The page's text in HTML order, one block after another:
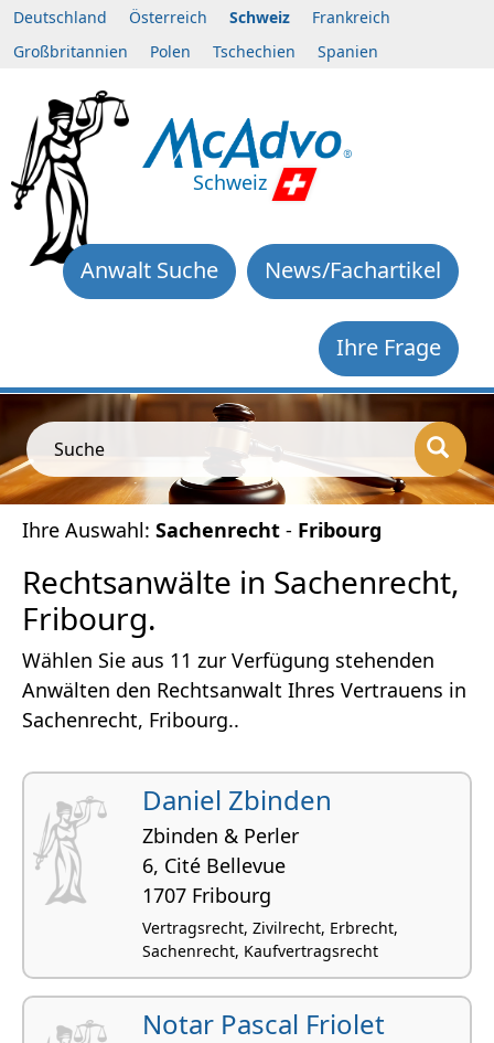
Deutschland Österreich Schweiz
Frankreich
Großbritannien
Polen Tschechien Spanien
Schweiz
News/Fachartikel
Anwalt Suche
Ihre Frage
Suche
Ihre Auswahl: Sachenrecht - Fribourg
Rechtsanwälte in Sachenrecht,
Fribourg.
Wählen Sie aus 11 zur Verfügung stehenden
Anwälten den Rechtsanwalt Ihres Vertrauens in
Sachenrecht, Fribourg..
Daniel Zbinden
Zbinden & Perler
6, Cité Bellevue
1707 Fribourg
Vertragsrecht, Zivilrecht, Erbrecht,
Sachenrecht, Kaufvertragsrecht
Notar Pascal Friolet